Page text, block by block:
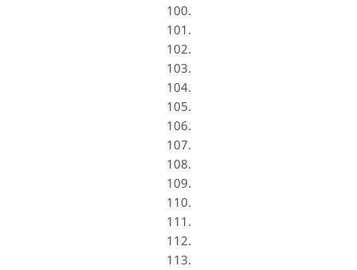
100.
101.
102.
103.
104.
105.
106.
107.
108.
109.
110.
111.
112.
113.